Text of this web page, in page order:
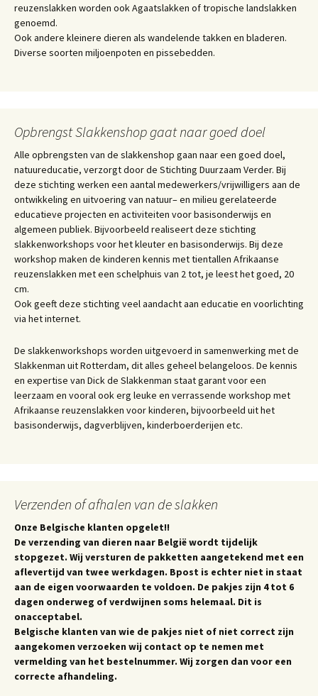
reuzenslakken worden ook Agaatslakken of tropische landslakken
genoemd.
Ook andere kleinere dieren als wandelende takken en bladeren.
Diverse soorten miljoenpoten en pissebedden.
Opbrengst Slakkenshop gaat naar goed doel
Alle opbrengsten van de slakkenshop gaan naar een goed doel,
natuureducatie, verzorgt door de Stichting Duurzaam Verder. Bij
deze stichting werken een aantal medewerkers/vrijwilligers aan de
ontwikkeling en uitvoering van natuur– en milieu gerelateerde
educatieve projecten en activiteiten voor basisonderwijs en
algemeen publiek. Bijvoorbeeld realiseert deze stichting
slakkenworkshops voor het kleuter en basisonderwijs. Bij deze
workshop maken de kinderen kennis met tientallen Afrikaanse
reuzenslakken met een schelphuis van 2 tot, je leest het goed, 20
cm.
Ook geeft deze stichting veel aandacht aan educatie en voorlichting
via het internet.
De slakkenworkshops worden uitgevoerd in samenwerking met de
Slakkenman uit Rotterdam, dit alles geheel belangeloos. De kennis
en expertise van Dick de Slakkenman staat garant voor een
leerzaam en vooral ook erg leuke en verrassende workshop met
Afrikaanse reuzenslakken voor kinderen, bijvoorbeeld uit het
basisonderwijs, dagverblijven, kinderboerderijen etc.
Verzenden of afhalen van de slakken
Onze Belgische klanten opgelet!!
De verzending van dieren naar België wordt tijdelijk
stopgezet. Wij versturen de pakketten aangetekend met een
aflevertijd van twee werkdagen. Bpost is echter niet in staat
aan de eigen voorwaarden te voldoen. De pakjes zijn 4 tot 6
dagen onderweg of verdwijnen soms helemaal. Dit is
onacceptabel.
Belgische klanten van wie de pakjes niet of niet correct zijn
aangekomen verzoeken wij contact op te nemen met
vermelding van het bestelnummer. Wij zorgen dan voor een
correcte afhandeling.